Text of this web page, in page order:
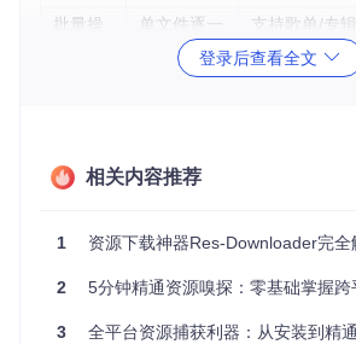
批量操
单文件逐一
支持歌单/专
载
需额外转换
爱好者。其轻量化设计确保在各种设备上
从零开始：5分钟完成安装与基
登录后查看全文
相关内容推荐
1 资源下载神器Res-Downloader完全解析：10分
2 5分钟精通资源嗅探：零基础掌握跨平台
3 全平台资源捕获利器：从安装到精